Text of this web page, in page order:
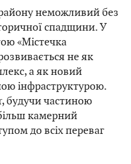
неможливий без
спадщини. У
«Містечка
не як
а як новий
інфраструктурою.
частиною
камерний
до всіх переваг